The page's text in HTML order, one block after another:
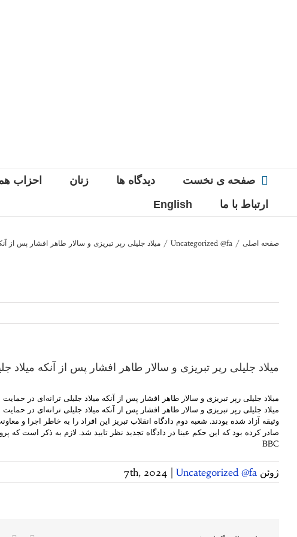
صفحه ی نخست دیدگاه ها زنان احزاب
ارتباط با ما
English
صفحه اصلی /
Uncategorized @fa
/ میلاد جلیلی رپر تبریزی و سالار طاهر افشار پس از
میلاد جلیلی رپر تبریزی و سالار طاهر افشار پس از آنکه میلاد
میلاد جلیلی رپر تبریزی و سالار طاهر افشار پس از آنکه میلاد جلیلی ترانه‌ای در
صادر کرده بود که این حکم عینا در دادگاه تجدید نظر تایید شد. لازم به ذکر است که پرونده دیگری در شعبه ۱۵ دادگاه انقلاب تهران با اتهام تبانی جهت بر هم زدن امنیت
BBC
ژوئن 7th, 2024 Uncategorized @fa